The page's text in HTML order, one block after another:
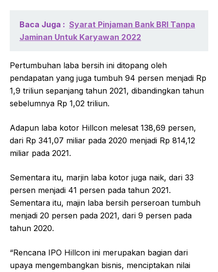
Baca Juga : Syarat Pinjaman Bank BRI Tanpa
Jaminan Untuk Karyawan 2022
Pertumbuhan laba bersih ini ditopang oleh
pendapatan yang juga tumbuh 94 persen menjadi Rp
1,9 triliun sepanjang tahun 2021, dibandingkan tahun
sebelumnya Rp 1,02 triliun.
Adapun laba kotor Hillcon melesat 138,69 persen,
dari Rp 341,07 miliar pada 2020 menjadi Rp 814,12
miliar pada 2021.
Sementara itu, marjin laba kotor juga naik, dari 33
persen menjadi 41 persen pada tahun 2021.
Sementara itu, majin laba bersih perseroan tumbuh
menjadi 20 persen pada 2021, dari 9 persen pada
tahun 2020.
“Rencana IPO Hillcon ini merupakan bagian dari
upaya mengembangkan bisnis, menciptakan nilai